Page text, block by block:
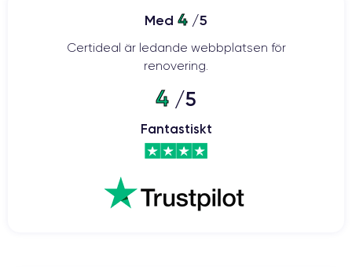
Med 4 /5
Certideal är ledande webbplatsen för
renovering.
4 /5
Fantastiskt